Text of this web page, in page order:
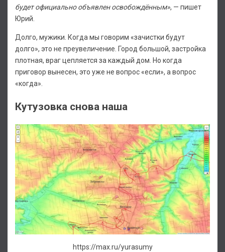
будет официально объявлен освобождённым», — пишет
Юрий.
Долго, мужики. Когда мы говорим «зачистки будут
долго», это не преувеличение. Город большой, застройка
плотная, враг цепляется за каждый дом. Но когда
приговор вынесен, это уже не вопрос «если», а вопрос
«когда».
Кутузовка снова наша
https://max.ru/yurasumy